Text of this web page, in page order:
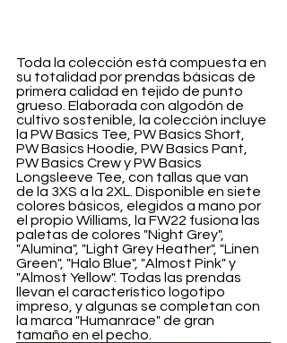
Toda la colección está compuesta en
su totalidad por prendas básicas de
primera calidad en tejido de punto
grueso. Elaborada con algodón de
cultivo sostenible, la colección incluye
la PW Basics Tee, PW Basics Short,
PW Basics Hoodie, PW Basics Pant,
PW Basics Crew y PW Basics
Longsleeve Tee, con tallas que van
de la 3XS a la 2XL. Disponible en siete
colores básicos, elegidos a mano por
el propio Williams, la FW22 fusiona las
paletas de colores "Night Grey",
"Alumina", "Light Grey Heather", "Linen
Green", "Halo Blue", "Almost Pink" y
"Almost Yellow". Todas las prendas
llevan el característico logotipo
impreso, y algunas se completan con
la marca "Humanrace" de gran
tamaño en el pecho.